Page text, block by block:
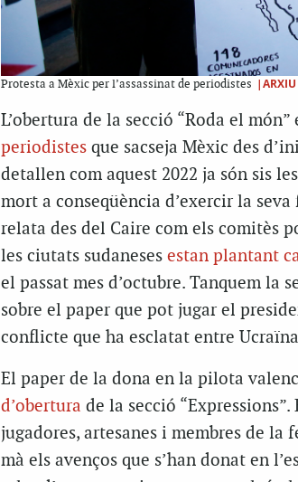
Protesta a Mèxic per l’assassinat de periodistes |ARXIU
L’obertura de la secció “Roda el món”
periodistesque sacseja Mèxic des
detallen com aquest 2022 ja són sis
mort a conseqüència d’exercir la seva
relata des del Caire com els comitès
les ciutats sudaneses estan plantant
el passat mes d’octubre. Tanquem la
sobre el paper que pot jugar el
conflicte que ha esclatat entre
El paper de la dona en la pilota
d’obertura de la secció
jugadores, artesanes i membres de
mà els avenços que s’han donat en